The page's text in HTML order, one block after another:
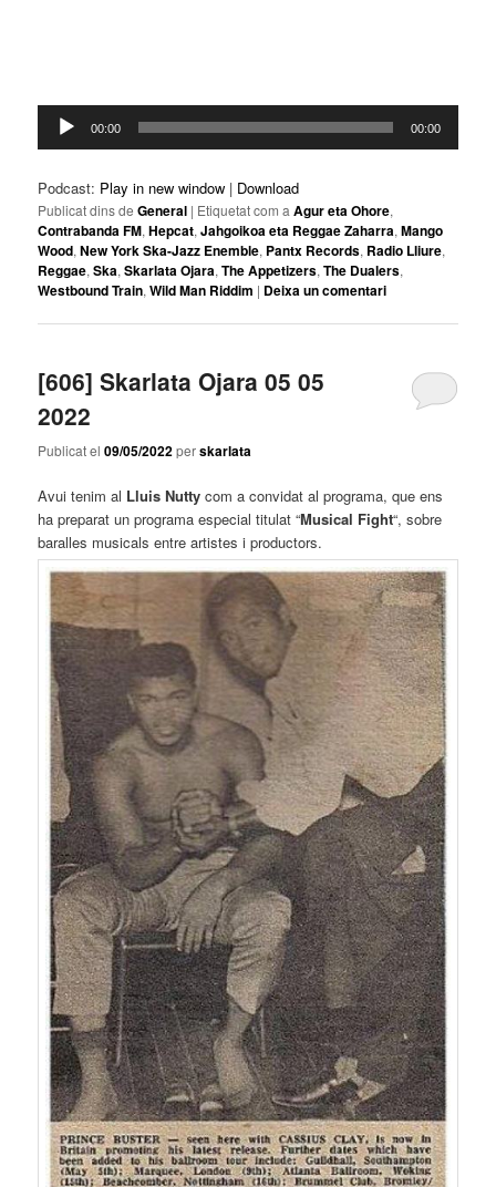
Reproductor
d'àudio
00:00 00:00
Podcast: Play in new window | Download
Publicat dins de General | Etiquetat com a Agur eta Ohore,
Contrabanda FM,Hepcat,Jahgoikoa eta Reggae Zaharra,Mango
Wood,New York Ska-Jazz Enemble, Pantx Records, Radio Lliure,
Reggae,Ska,Skarlata Ojara,The Appetizers,The Dualers,
Westbound Train,Wild Man Riddim | Deixa un comentari
[606] Skarlata Ojara 05 05
2022
Publicat el09/05/2022perskarlata
Avui tenim al Lluis Nutty com a convidat al programa, que ens
ha preparat un programa especial titulat “Musical Fight“, sobre
baralles musicals entre artistes i productors.